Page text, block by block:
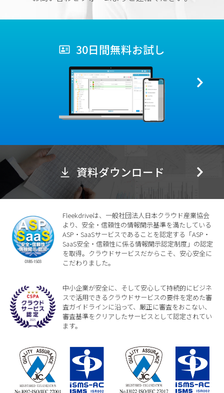
30日間無料お試し
資料ダウンロード
Fleekdriveは、一般社団法人日本クラウド産業協会
より、安全・信頼性の情報開示基準を満たしている
ASP・SaaSサービスであることを認定する「ASP・
SaaS安全・信頼性に係る情報開示認定制度」の認定
を取得。クラウドサービスだからこそ、安心安全に
こだわりました。
中小企業が安全に、そして安心して持続的にビジネ
スで活用できるクラウドサービスの要件を定めた審
査ガイドラインに沿って、厳正に審査をおこない、
審査基準をクリアしたサービスとして認定されてい
ます。